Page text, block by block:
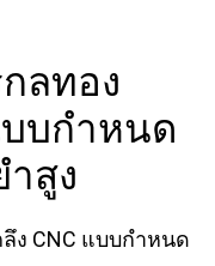
ลทอง
บบกำหนด
สูง
ง CNC แบบกำหนด